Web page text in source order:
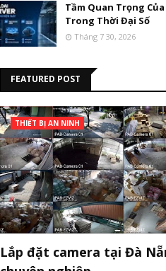
Tầm Quan Trọng
Trong Thời Đại Số
Tháng 7 30, 2026
FEATURED POST
THIẾT BỊ AN NINH
Lắp đặt camera tại Đà